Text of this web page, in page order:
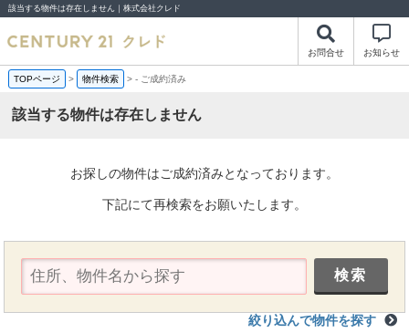
該当する物件は存在しません｜株式会社クレド
お問合せ お知らせ
TOPページ > 物件検索 >- ご成約済み
該当する物件は存在しません
お探しの物件はご成約済みとなっております。
下記にて再検索をお願いたします。
絞り込んで物件を探す